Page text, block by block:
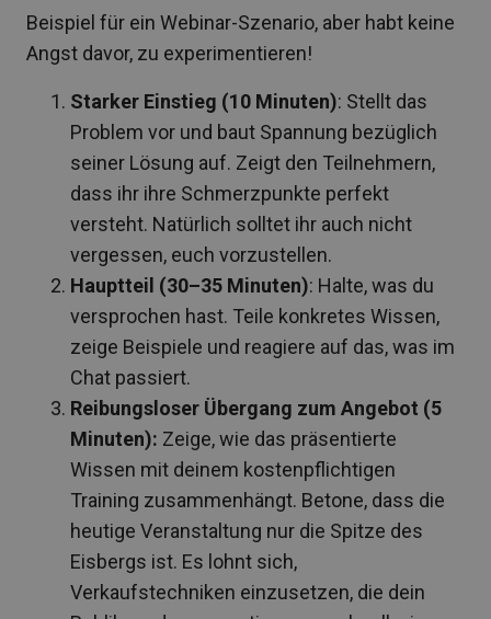
Beispiel für ein Webinar-Szenario, aber habt keine
Angst davor, zu experimentieren!
Starker Einstieg (10 Minuten): Stellt das
Problem vor und baut Spannung bezüglich
seiner Lösung auf. Zeigt den Teilnehmern,
dass ihr ihre Schmerzpunkte perfekt
versteht. Natürlich solltet ihr auch nicht
vergessen, euch vorzustellen.
Hauptteil (30–35 Minuten): Halte, was du
versprochen hast. Teile konkretes Wissen,
zeige Beispiele und reagiere auf das, was im
Chat passiert.
Reibungsloser Übergang zum Angebot (5
Minuten): Zeige, wie das präsentierte
Wissen mit deinem kostenpflichtigen
Training zusammenhängt. Betone, dass die
heutige Veranstaltung nur die Spitze des
Eisbergs ist. Es lohnt sich,
Verkaufstechniken einzusetzen, die dein